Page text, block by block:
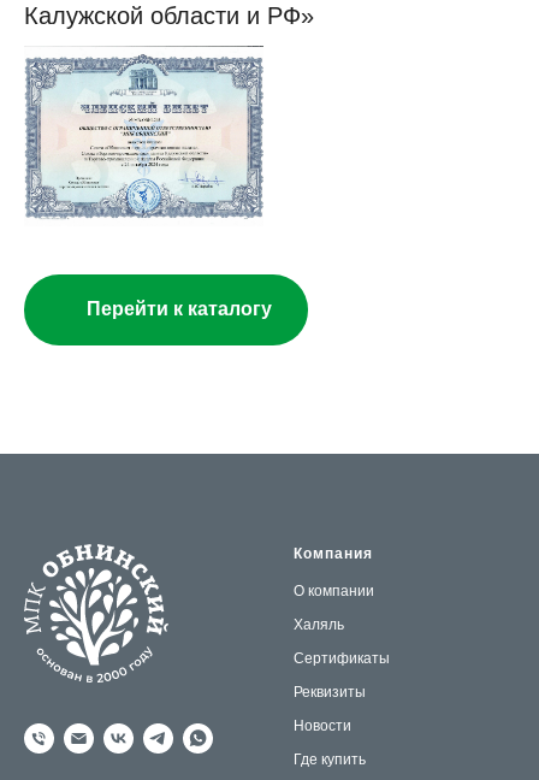
Калужской области и РФ»
Перейти к каталогу
Компания
О компании
Халяль
Сертификаты
Реквизиты
Новости
Где купить